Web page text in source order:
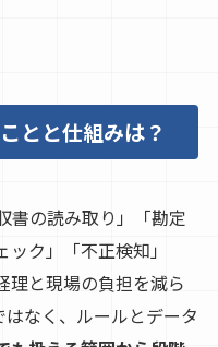
とと仕組みは？
書の読み取り」「勘定
ク」「不正検知」
理と現場の負担を減ら
なく、ルールとデータ